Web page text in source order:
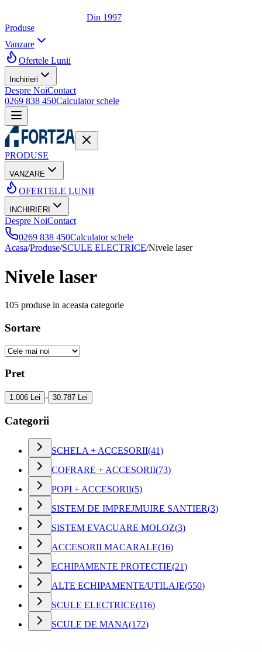
Din 1997
Produse
Vanzare
Ofertele Lunii
Inchirieri
Despre NoiContact
0269 838 450Calculator schele
PRODUSE
VANZARE
OFERTELE LUNII
INCHIRIERI
Despre NoiContact
0269 838 450Calculator schele
Acasa/Produse/SCULE ELECTRICE/Nivele laser
Nivele laser
105 produse in aceasta categorie
Sortare
Pret
1.006 Lei - 30.787 Lei
Categorii
SCHELA + ACCESORII(41)
COFRARE + ACCESORII(73)
POPI + ACCESORII(5)
SISTEM DE IMPREJMUIRE SANTIER(3)
SISTEM EVACUARE MOLOZ(3)
ACCESORII MACARALE(16)
ECHIPAMENTE PROTECTIE(21)
ALTE ECHIPAMENTE/UTILAJE(550)
SCULE ELECTRICE(116)
SCULE DE MANA(172)